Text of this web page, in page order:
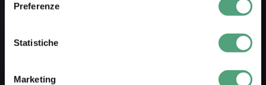
Preferenze
Statistiche
Marketing
MANAGEMENT